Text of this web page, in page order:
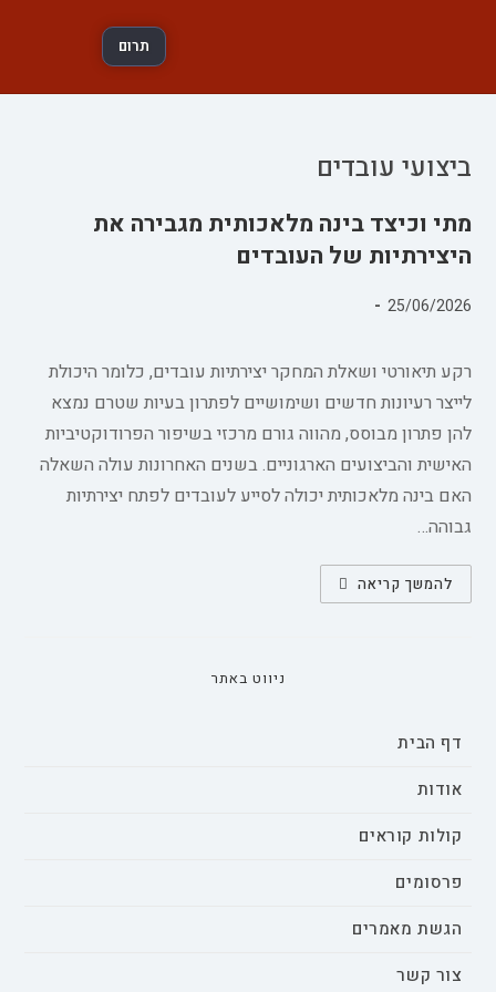
תרום
ביצועי עובדים
מתי וכיצד בינה מלאכותית מגבירה את
היצירתיות של העובדים
פורסם:
25/06/2026
רקע תיאורטי ושאלת המחקר יצירתיות עובדים, כלומר היכולת
לייצר רעיונות חדשים ושימושיים לפתרון בעיות שטרם נמצא
להן פתרון מבוסס, מהווה גורם מרכזי בשיפור הפרודוקטיביות
האישית והביצועים הארגוניים. בשנים האחרונות עולה השאלה
האם בינה מלאכותית יכולה לסייע לעובדים לפתח יצירתיות
גבוהה…
להמשך קריאהמתי
וכיצד
ניווט באתר
דף הבית
אודות
קולות קוראים
פרסומים
הגשת מאמרים
צור קשר